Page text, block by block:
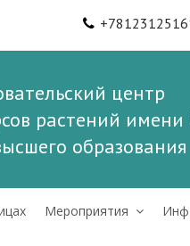
центр
растений
образования
Мероприятия